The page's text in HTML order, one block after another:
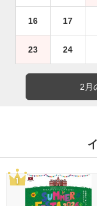
16 17
23 24
2月